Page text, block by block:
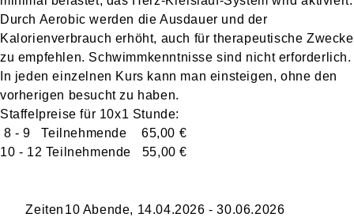
Durch Aerobic werden die Ausdauer und der
Kalorienverbrauch erhöht, auch für therapeutische Zwecke
zu empfehlen. Schwimmkenntnisse sind nicht erforderlich.
In jeden einzelnen Kurs kann man einsteigen, ohne den
vorherigen besucht zu haben.
Staffelpreise für 10x1 Stunde:
8 - 9 Teilnehmende 65,00 €
10 - 12 Teilnehmende 55,00 €
Zeiten 10 Abende, 14.04.2026 - 30.06.2026